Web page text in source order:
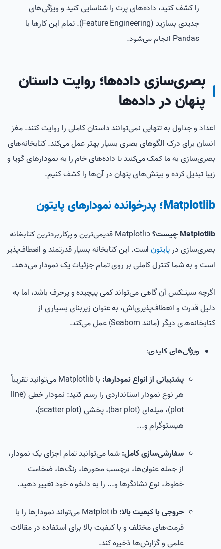
را کشف کنید، داده‌های پرت را شناسایی کنید و ویژگی‌های
جدیدی بسازید (Feature Engineering). تمام این کارها با
Pandas انجام می‌شود.
بصری‌سازی داده‌ها؛ روایت داستان
پنهان در داده‌ها
اعداد و جداول به تنهایی نمی‌توانند داستان کاملی را روایت کنند. مغز
انسان برای درک الگوهای بصری بسیار بهتر عمل می‌کند. کتابخانه‌های
بصری‌سازی به ما کمک می‌کنند تا داده‌های خام را به نمودارهای گویا و
زیبا تبدیل کرده و بینش‌های پنهان در آن‌ها را کشف کنیم.
Matplotlib؛ پدرخوانده نمودارهای پایتون
Matplotlib چیست؟
Matplotlib قدیمی‌ترین و پرکاربردترین کتابخانه
بصری‌سازی درپایتوناست. این کتابخانه بسیار قدرتمند و انعطاف‌پذیر
است و به شما کنترل کاملی بر روی تمام جزئیات یک نمودار می‌دهد.
اگرچه سینتکس آن گاهی می‌تواند کمی پیچیده و پرحرف باشد، اما به
دلیل قدرت و انعطاف‌پذیری‌اش، به عنوان زیربنای بسیاری از
کتابخانه‌های دیگر (مانند Seaborn) عمل می‌کند.
ویژگی‌های کلیدی:
پشتیبانی از انواع نمودارها:
با Matplotlib می‌توانید تقریباً
هر نوع نمودار استانداردی را رسم کنید: نمودار خطی (line
plot)، میله‌ای (bar plot)، پخشی (scatter plot)،
هیستوگرام و...
سفارشی‌سازی کامل:شما می‌توانید تمام اجزای یک نمودار،
از جمله عنوان‌ها، برچسب محورها، رنگ‌ها، ضخامت
خطوط، نوع نشانگرها و... را به دلخواه خود تغییر دهید.
خروجی با کیفیت بالا:
Matplotlib می‌تواند نمودارها را با
فرمت‌های مختلف و با کیفیت بالا برای استفاده در مقالات
علمی و گزارش‌ها ذخیره کند.